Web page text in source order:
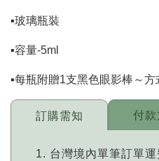
▪️玻璃瓶裝
▪️容量-5ml
▪️每瓶附贈1支黑色眼影棒～方
訂購需知
台灣境內單筆訂單
付款